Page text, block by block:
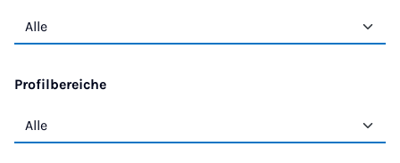
Profilbereiche